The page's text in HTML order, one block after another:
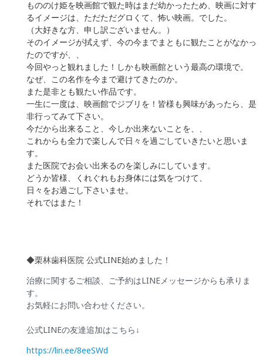
もののけ姫を映画館で観た時はまだ幼かったため、映画に対す
るイメージは、ただただグロくて、怖い映画。でした。
（大好きな方、申し訳ございません。）
そのイメージが拭えず、今の今までまともに観たことがなかっ
たのですが、、
今回やっと観れました！しかも映画館という最高の環境で。
なぜ、この名作を今まで避けてきたのか。
また是非とも観たい作品です。
一生に一度は、映画館でジブリを！皆様も興味があったら、是
非行ってみて下さい。
今だから出来ること、今しか出来ないことを、、
これからも全力で楽しんで日々を過ごしていきたいと思いま
す。
また医院でお会い出来るのを楽しみにしています。
どうか皆様、くれぐれもお身体には気をつけて、
日々をお過ごし下さいませ。
それではまた！
◆栗林歯科医院 公式LINE始めました！
治療に関するご相談、ご予約はLINEメッセージからも承りま
す。
お気軽にお問い合わせください。
公式LINEの友達追加はこちら↓
https://lin.ee/8eeSWd